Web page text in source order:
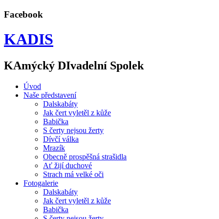
Facebook
KADIS
KAmýcký DIvadelní Spolek
Úvod
Naše představení
Dalskabáty
Jak čert vyletěl z kůže
Babička
S čerty nejsou žerty
Dívčí válka
Mrazík
Obecně prospěšná strašidla
Ať žijí duchové
Strach má velké oči
Fotogalerie
Dalskabáty
Jak čert vyletěl z kůže
Babička